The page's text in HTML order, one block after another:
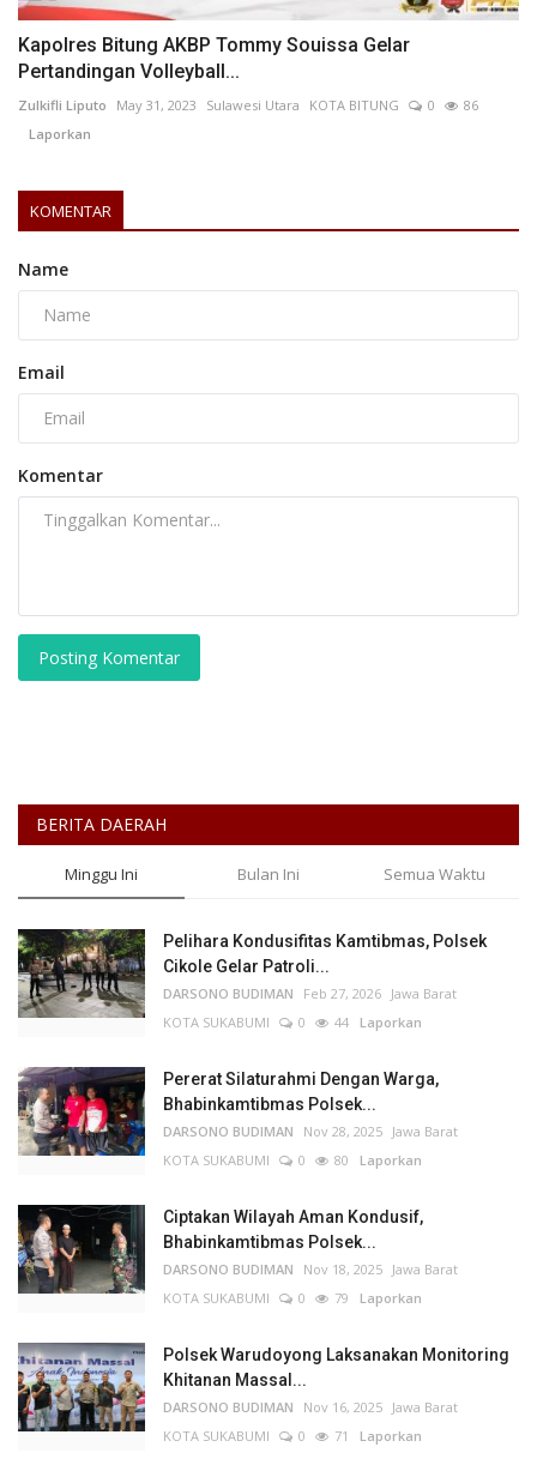
Kapolres Bitung AKBP Tommy Souissa Gelar
Pertandingan Volleyball...
Zulkifli Liputo May 31, 2023 Sulawesi Utara KOTA BITUNG 0
86
Laporkan
KOMENTAR
Name
Email
Komentar
Posting Komentar
BERITA DAERAH
Minggu Ini Bulan Ini Semua Waktu
Pelihara Kondusifitas Kamtibmas, Polsek
Cikole Gelar Patroli...
DARSONO BUDIMAN Feb 27, 2026 Jawa Barat
KOTA SUKABUMI
0 44 Laporkan
Pererat Silaturahmi Dengan Warga,
Bhabinkamtibmas Polsek...
DARSONO BUDIMAN Nov 28, 2025 Jawa Barat
KOTA SUKABUMI
0 80 Laporkan
Ciptakan Wilayah Aman Kondusif,
Bhabinkamtibmas Polsek...
DARSONO BUDIMAN Nov 18, 2025 Jawa Barat
KOTA SUKABUMI
0 79 Laporkan
Polsek Warudoyong Laksanakan Monitoring
Khitanan Massal...
DARSONO BUDIMAN Nov 16, 2025 Jawa Barat
KOTA SUKABUMI
0 71 Laporkan